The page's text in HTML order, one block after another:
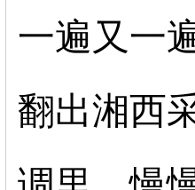
一遍又一
翻出湘西